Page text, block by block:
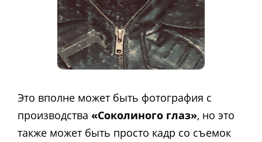
Это вполне может быть фотография с
производства «Соколиного глаз», но это
также может быть просто кадр со съемок